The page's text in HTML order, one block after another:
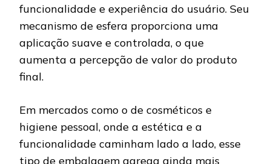
funcionalidade e experiência do usuário. Seu
mecanismo de esfera proporciona uma
aplicação suave e controlada, o que
aumenta a percepção de valor do produto
final.
Em mercados como o de cosméticos e
higiene pessoal, onde a estética e a
funcionalidade caminham lado a lado, esse
tipo de embalagem agrega ainda mais